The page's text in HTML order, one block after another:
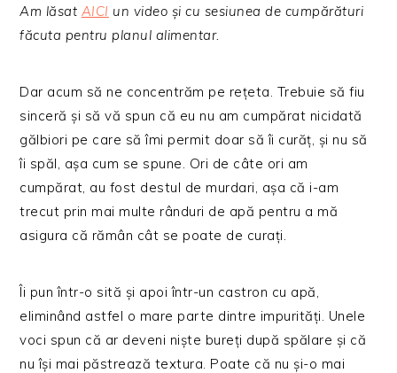
Am lăsat AICI un video și cu sesiunea de cumpărături
făcuta pentru planul alimentar.
Dar acum să ne concentrăm pe rețeta. Trebuie să fiu
sinceră și să vă spun că eu nu am cumpărat nicidată
gălbiori pe care să îmi permit doar să îi curăț, și nu să
îi spăl, așa cum se spune. Ori de câte ori am
cumpărat, au fost destul de murdari, așa că i-am
trecut prin mai multe rânduri de apă pentru a mă
asigura că rămân cât se poate de curați.
Îi pun într-o sită și apoi într-un castron cu apă,
eliminând astfel o mare parte dintre impurități. Unele
voci spun că ar deveni niște bureți după spălare și că
nu își mai păstrează textura. Poate că nu și-o mai